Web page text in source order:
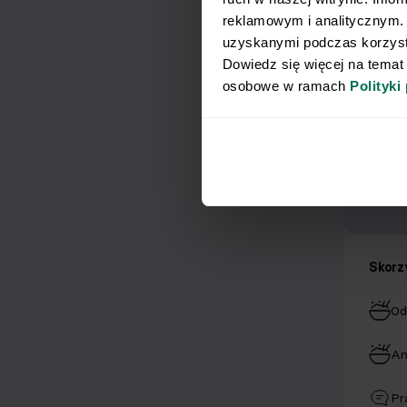
reklamowym i
uzyskanymi podczas
Dowiedz się więcej na
osobowe w ramach Polityki
i inne